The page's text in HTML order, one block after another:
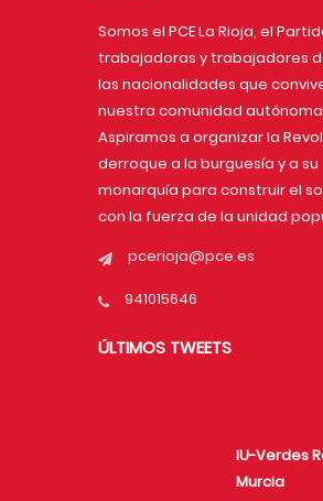
Somos el PCE La Rioja, el
trabajadoras y trabajadores
las nacionalidades que
nuestra comunidad
Aspiramos a organizar la
derroque a la burguesía y a su
monarquía para construir el
con la fuerza de la unidad
pcerioja@pce.es
941015646
ÚLTIMOS TWEETS
IU-Verdes
Murcia